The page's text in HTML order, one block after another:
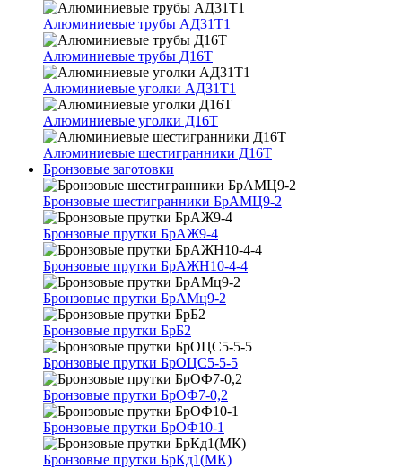
Алюминиевые трубы АД31Т1
Алюминиевые трубы Д16Т
Алюминиевые уголки АД31Т1
Алюминиевые уголки Д16Т
Алюминиевые шестигранники Д16Т
Бронзовые заготовки
Бронзовые шестигранники БрАМЦ9-2
Бронзовые прутки БрАЖ9-4
Бронзовые прутки БрАЖН10-4-4
Бронзовые прутки БрАМц9-2
Бронзовые прутки БрБ2
Бронзовые прутки БрОЦС5-5-5
Бронзовые прутки БрОФ7-0,2
Бронзовые прутки БрОФ10-1
Бронзовые прутки БрКд1(МК)